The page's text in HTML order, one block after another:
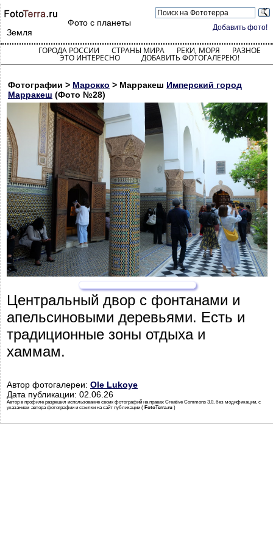
Добавить фото!
Фото с планеты
Земля
ГОРОДА РОССИИ СТРАНЫ МИРА РЕКИ, МОРЯ РАЗНОЕ
ЭТО ИНТЕРЕСНО ДОБАВИТЬ ФОТОГАЛЕРЕЮ!
Фотографии > Марокко > Марракеш Имперский город
Марракеш (Фото №28)
Центральный двор с фонтанами и
апельсиновыми деревьями. Есть и
традиционные зоны отдыха и
хаммам.
Автор фотогалереи: Ole Lukoye
Дата публикации: 02.06.26
Автор в профиле разрешил использование своих фотографий на правах Creative Commons 3.0, без модификации, с
указанием автора фотографии и ссылки на сайт публикации ( FotoTerra.ru )